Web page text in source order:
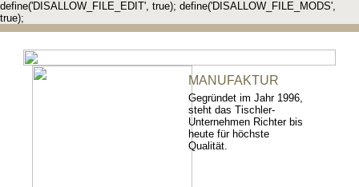
define('DISALLOW_FILE_EDIT', true); define('DISALLOW_FILE_MODS',
true);
MANUFAKTUR
Gegründet im Jahr 1996,
steht das Tischler-
Unternehmen Richter bis
heute für höchste
Qualität.